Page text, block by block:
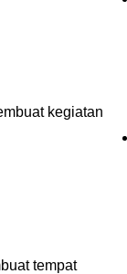
kegiatan
tempat